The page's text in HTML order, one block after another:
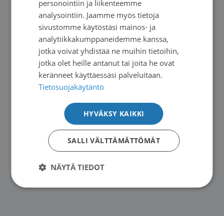
EUPATI-opintoryhmä: lääketurva
→
personointiin ja liikenteemme
analysointiin. Jaamme myös tietoja
sivustomme käytöstäsi mainos- ja
analytiikkakumppaneidemme kanssa,
jotka voivat yhdistää ne muihin tietoihin,
jotka olet heille antanut tai joita he ovat
keränneet käyttäessäsi palveluitaan.
Tietosuojakäytäntö
HYVÄKSY KAIKKI
SALLI VÄLTTÄMÄTTÖMÄT
NÄYTÄ TIEDOT